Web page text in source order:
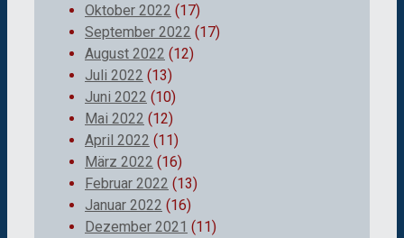
Oktober 2022 (17)
September 2022 (17)
August 2022 (12)
Juli 2022 (13)
Juni 2022 (10)
Mai 2022 (12)
April 2022 (11)
März 2022 (16)
Februar 2022 (13)
Januar 2022 (16)
Dezember 2021 (11)